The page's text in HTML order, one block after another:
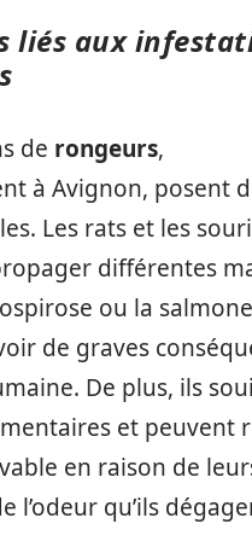
liés aux
de rongeurs,
à Avignon, posent
Les rats et les
différentes
ou la
de graves
De plus, ils
et peuvent
en raison de
l’odeur qu’ils